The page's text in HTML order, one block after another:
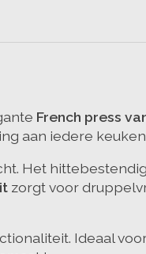
French press
aan iedere
Het
zorgt voor
Ideaal